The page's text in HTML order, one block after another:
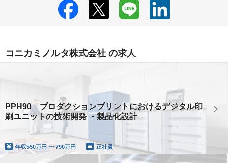
コニカミノルタ株式会社 の求人
PPH90 プロダクションプリントにおけるデジタル印
刷ユニットの技術開発 ・製品化設計
年収550万円 〜 790万円 正社員